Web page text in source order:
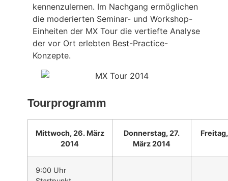
kennenzulernen. Im Nachgang ermöglichen
die moderierten Seminar- und Workshop-
Einheiten der MX Tour die vertiefte Analyse
der vor Ort erlebten Best-Practice-
Konzepte.
Tourprogramm
Mittwoch, 26. März
2014
Donnerstag, 27.
März 2014
9:00 Uhr